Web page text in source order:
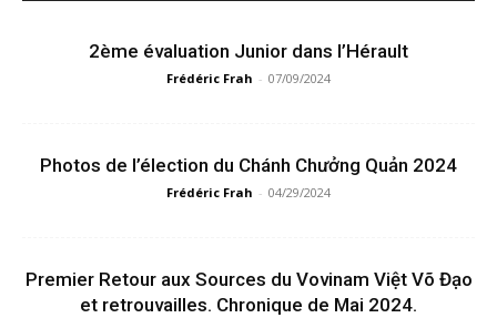
2ème évaluation Junior dans l’Hérault
Frédéric Frah - 07/09/2024
Photos de l’élection du Chánh Chưởng Quản 2024
Frédéric Frah - 04/29/2024
Premier Retour aux Sources du Vovinam Việt Võ Đạo
et retrouvailles. Chronique de Mai 2024.